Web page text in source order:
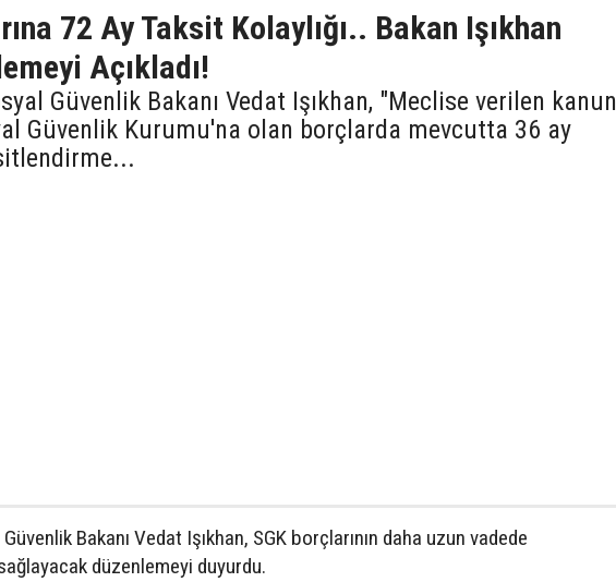
72 Ay Taksit Kolaylığı.. Bakan Işıkhan
Açıkladı!
Güvenlik Bakanı Vedat Işıkhan, "Meclise verilen kanun
Güvenlik Kurumu'na olan borçlarda mevcutta 36 ay
Bakanı Vedat Işıkhan, SGK borçlarının daha uzun vadede
sağlayacak düzenlemeyi duyurdu.